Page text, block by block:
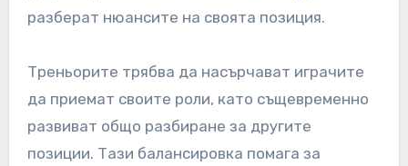
разберат нюансите на своята позиция.
Треньорите трябва да насърчават играчите
да приемат своите роли, като същевременно
развиват общо разбиране за другите
позиции. Тази балансировка помага за